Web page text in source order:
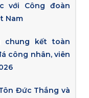
với Công đoàn
Nam
chung kết toàn
công nhân, viên
Đức Thắng và